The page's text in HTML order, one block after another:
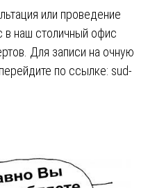
или проведение
в наш столичный офис
Для записи на очную
по ссылке: sud-